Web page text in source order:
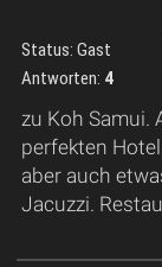
Status: Gast
Antworten: 4
zu Koh Samui.
perfekten
aber auch
Jacuzzi.